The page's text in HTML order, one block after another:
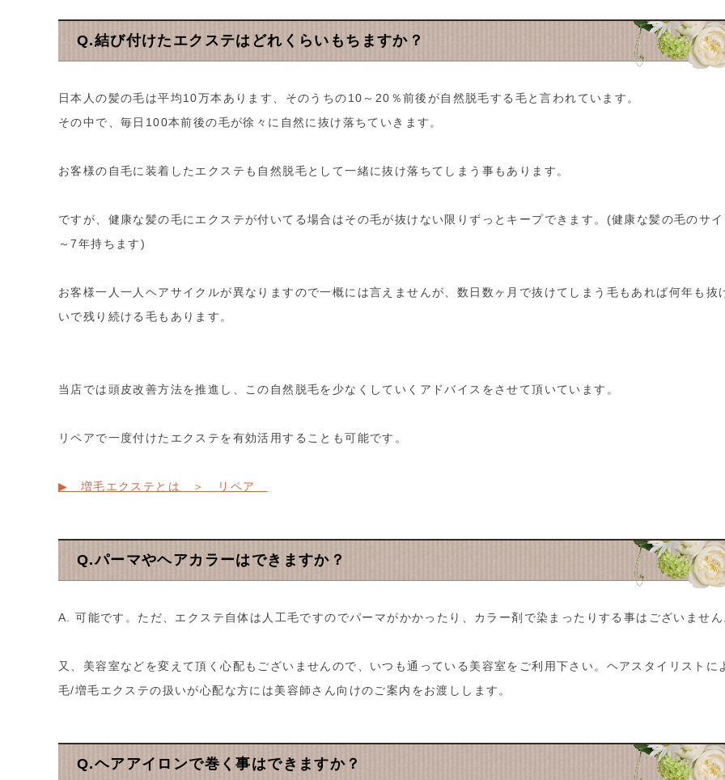
Q.結び付けたエクステはどれくらいもちますか？
日本人の髪の毛は平均10万本あります、そのうちの10～20％前後が自然脱毛する毛と言われています。
その中で、毎日100本前後の毛が徐々に自然に抜け落ちていきます。
お客様の自毛に装着したエクステも自然脱毛として一緒に抜け落ちてしまう事もあります。
ですが、健康な髪の毛にエクステが付いてる場合はその毛が抜けない限りずっとキープできます。(健康な髪の毛のサ
～7年持ちます)
お客様一人一人ヘアサイクルが異なりますので一概には言えませんが、数日数ヶ月で抜けてしまう毛もあれば何年も抜
いで残り続ける毛もあります。
当店では頭皮改善方法を推進し、この自然脱毛を少なくしていくアドバイスをさせて頂いています。
リペアで一度付けたエクステを有効活用することも可能です。
▶ 増毛エクステとは ＞ リペア
Q.パーマやヘアカラーはできますか？
A. 可能です。ただ、エクステ自体は人工毛ですのでパーマがかかったり、カラー剤で染まったりする事はございませ
又、美容室などを変えて頂く心配もございませんので、いつも通っている美容室をご利用下さい。ヘアスタイリストに
毛/増毛エクステの扱いが心配な方には美容師さん向けのご案内をお渡しします。
Q.ヘアアイロンで巻く事はできますか？